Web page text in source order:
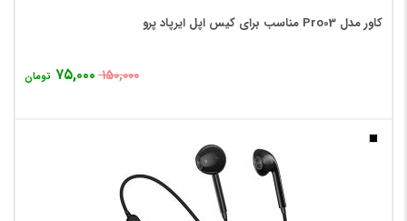
کاور مدل Pro03 مناسب برای کیس اپل ایرپاد پرو
۱۵۰,۰۰۰ ۷۵,۰۰۰ تومان